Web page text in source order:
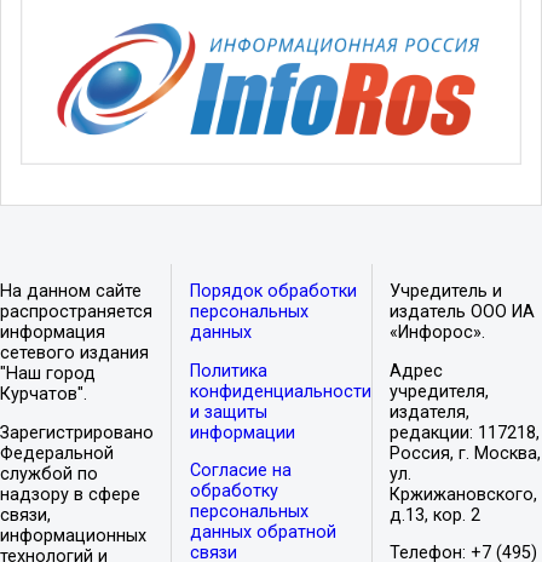
На данном сайте
распространяется
информация
сетевого издания
"Наш город
Курчатов".
Зарегистрировано
Федеральной
службой по
надзору в сфере
связи,
информационных
технологий и
Порядок обработки
персональных
данных
Политика
конфиденциальности
и защиты
информации
Согласие на
обработку
персональных
данных обратной
связи
Учредитель и
издатель ООО ИА
«Инфорос».
Адрес
учредителя,
издателя,
редакции: 117218,
Россия, г. Москва,
ул.
Кржижановского,
д.13, кор. 2
Телефон: +7 (495)